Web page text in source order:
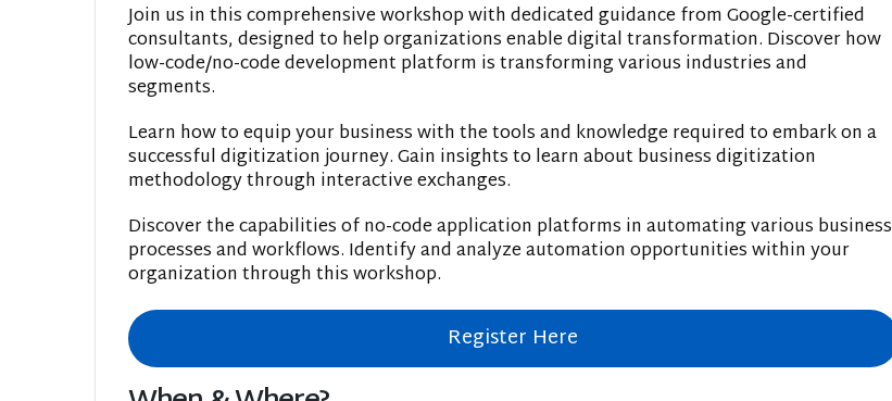
Join us in this comprehensive workshop with dedicated guidance from Google-certified
consultants, designed to help organizations enable digital transformation. Discover how
low-code/no-code development platform is transforming various industries and
segments.
Learn how to equip your business with the tools and knowledge required to embark on a
successful digitization journey. Gain insights to learn about business digitization
methodology through interactive exchanges.
Discover the capabilities of no-code application platforms in automating various business
processes and workflows. Identify and analyze automation opportunities within your
organization through this workshop.
Register Here